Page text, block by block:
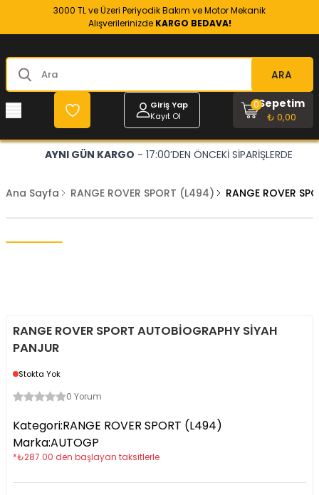
3000 TL ve Üzeri Periyodik Bakım ve Motor Mekanik
Alışverilerinizde KARGO BEDAVA!
ARA
Giriş Yap
Kayıt Ol
Sepetim
₺ 0,00
0
AYNI GÜN KARGO - 17:00’DEN ÖNCEKİ SİPARİŞLERDE
Ana Sayfa RANGE ROVER SPORT (L494) RANGE ROVER
RANGE ROVER SPORT AUTOBİOGRAPHY SİYAH
PANJUR
Stokta Yok
0 Yorum
Kategori:RANGE ROVER SPORT (L494)
Marka:AUTOGP
*₺287.00 den başlayan taksitlerle